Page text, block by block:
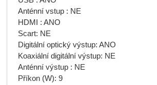
Anténní vstup : NE
HDMI : ANO
Scart: NE
Digitální optický výstup: ANO
Koaxiální digitální výstup: NE
Anténní výstup : NE
Příkon (W): 9